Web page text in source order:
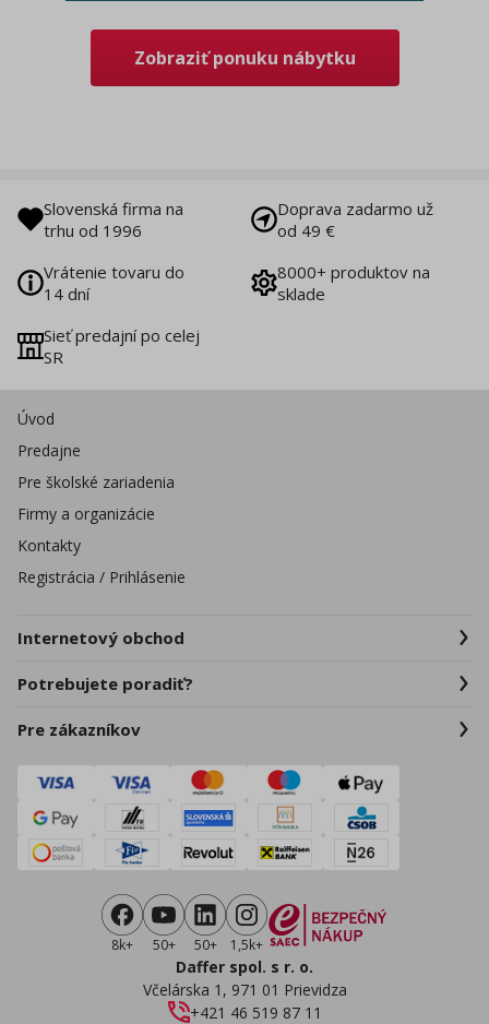
Zobraziť ponuku nábytku
Slovenská firma na
trhu od 1996
Doprava zadarmo už
od 49 €
Vrátenie tovaru do
14 dní
8000+ produktov na
sklade
Sieť predajní po celej
SR
Úvod
Predajne
Pre školské zariadenia
Firmy a organizácie
Kontakty
Registrácia / Prihlásenie
Internetový obchod
Potrebujete poradiť?
Pre zákazníkov
Daffer spol. s r. o.
Včelárska 1, 971 01 Prievidza
+421 46 519 87 11
8k+ 50+ 50+ 1,5k+